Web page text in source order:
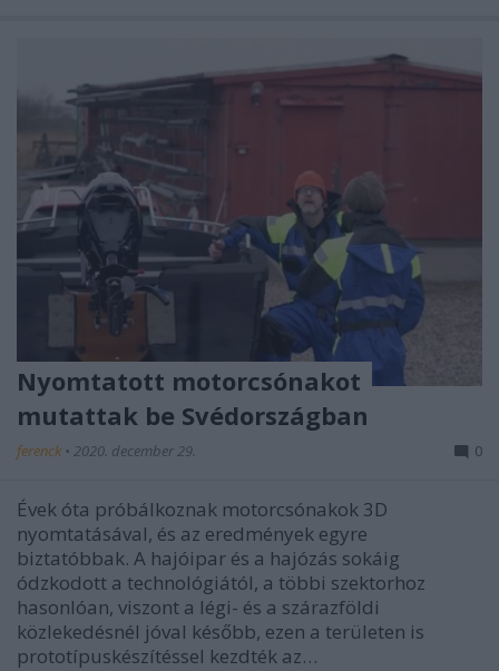
Nyomtatott motorcsónakot
mutattak be Svédországban
ferenck • 2020. december 29. 0
Évek óta próbálkoznak motorcsónakok 3D
nyomtatásával, és az eredmények egyre
biztatóbbak. A hajóipar és a hajózás sokáig
ódzkodott a technológiától, a többi szektorhoz
hasonlóan, viszont a légi- és a szárazföldi
közlekedésnél jóval később, ezen a területen is
prototípuskészítéssel kezdték az…